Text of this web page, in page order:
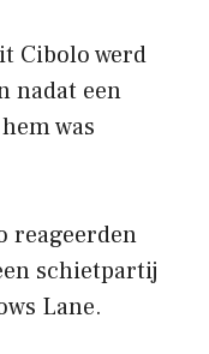
Cibolo werd
nadat een
was
reageerden
schietpartij
Lane.